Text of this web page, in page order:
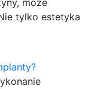
może
tylko estetyka